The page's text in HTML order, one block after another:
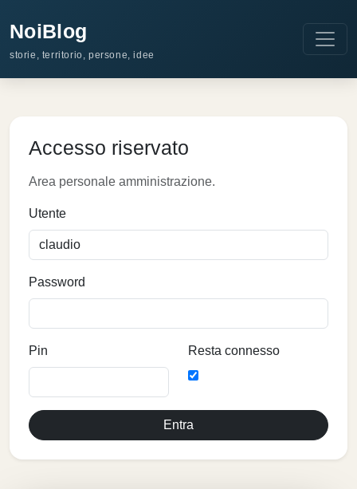
NoiBlog
storie, territorio, persone, idee
Accesso riservato
Area personale amministrazione.
Utente
Password
Pin Resta connesso
Entra